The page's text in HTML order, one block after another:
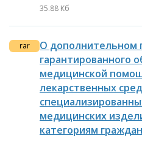
35.88 Кб
rar
О дополнительном
гарантированного
медицинской
лекарственных
медицинских
категориям